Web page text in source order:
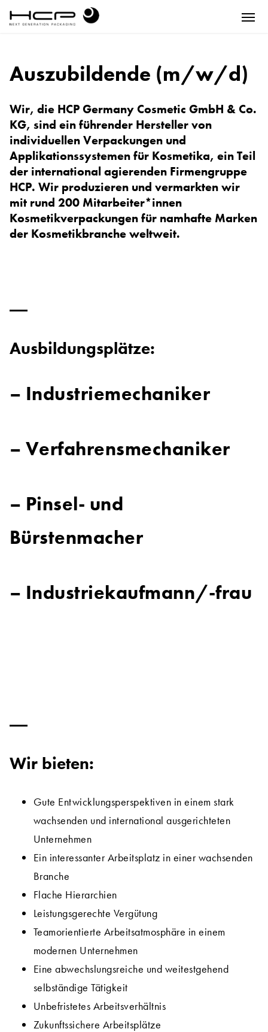
Auszubildende (m/w/d)
Wir, die HCP Germany Cosmetic GmbH & Co.
KG, sind ein führender Hersteller von
individuellen Verpackungen und
Applikationssystemen für Kosmetika, ein Teil
der international agierenden Firmengruppe
HCP. Wir produzieren und vermarkten wir
mit rund 200 Mitarbeiter*innen
Kosmetikverpackungen für namhafte Marken
der Kosmetikbranche weltweit.
Ausbildungsplätze:
– Industriemechaniker
– Verfahrensmechaniker
– Pinsel- und
Bürstenmacher
– Industriekaufmann/-frau
Wir bieten:
Gute Entwicklungsperspektiven in einem stark
wachsenden und international ausgerichteten
Unternehmen
Ein interessanter Arbeitsplatz in einer wachsenden
Branche
Flache Hierarchien
Leistungsgerechte Vergütung
Teamorientierte Arbeitsatmosphäre in einem
modernen Unternehmen
Eine abwechslungsreiche und weitestgehend
selbständige Tätigkeit
Unbefristetes Arbeitsverhältnis
Zukunftssichere Arbeitsplätze